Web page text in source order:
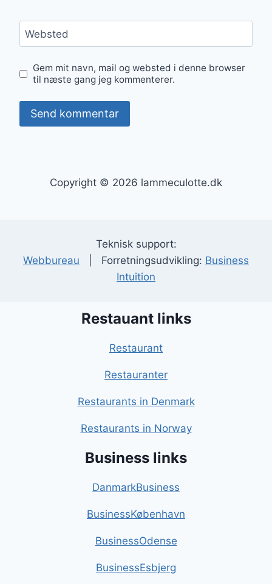
Websted
Gem mit navn, mail og websted i denne browser
til næste gang jeg kommenterer.
Copyright © 2026 lammeculotte.dk
Teknisk support:
Webbureau | Forretningsudvikling: Business
Intuition
Restauant links
Restaurant
Restauranter
Restaurants in Denmark
Restaurants in Norway
Business links
DanmarkBusiness
BusinessKøbenhavn
BusinessOdense
BusinessEsbjerg